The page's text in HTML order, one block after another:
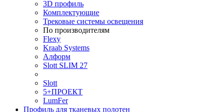
3D профиль
Комплектующие
Трековые системы освещения
По производителям
Flexy
Kraab Systems
Алформ
Slott SLIM 27
Slott
5+ПРОЕКТ
LumFer
Профиль для тканевых полотен